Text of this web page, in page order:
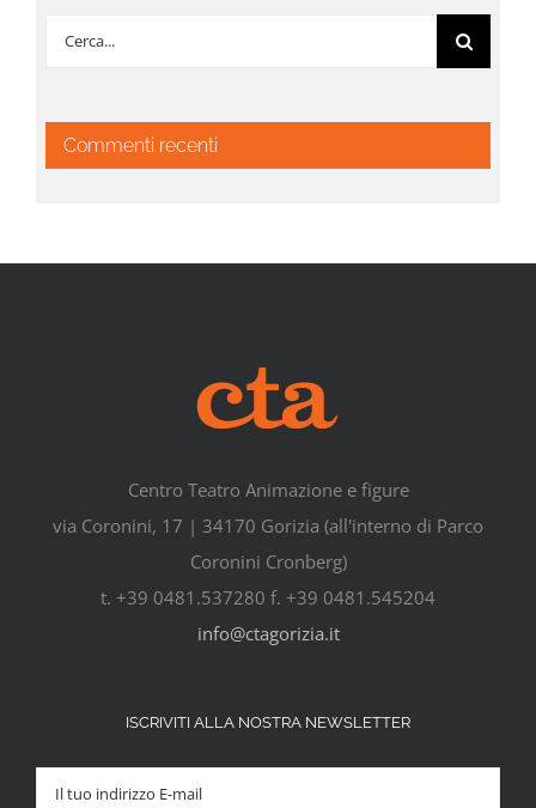
Cerca
Commenti recenti
Centro Teatro Animazione e figure
via Coronini, 17 | 34170 Gorizia (all'interno di Parco
Coronini Cronberg)
t. +39 0481.537280 f. +39 0481.545204
info@ctagorizia.it
ISCRIVITI ALLA NOSTRA NEWSLETTER